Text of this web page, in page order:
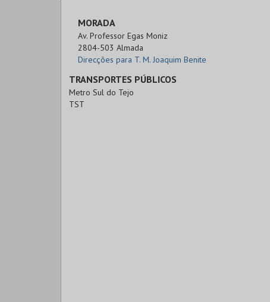
MORADA
Av. Professor Egas Moniz
2804-503 Almada
Direcções para T. M. Joaquim Benite
TRANSPORTES PÚBLICOS
Metro Sul do Tejo
TST